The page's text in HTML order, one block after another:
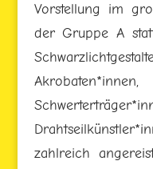
Vorstellung im
der Gruppe A
zahlreich